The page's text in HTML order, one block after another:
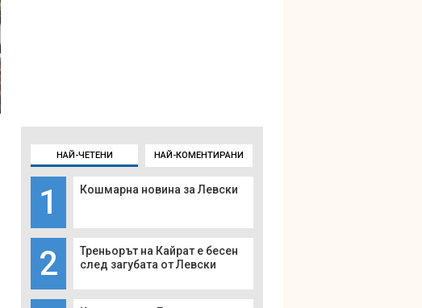
НАЙ-ЧЕТЕНИ НАЙ-КОМЕНТИРАНИ
1 Кошмарна новина за Левски
2
Треньорът на Кайрат е бесен
след загубата от Левски